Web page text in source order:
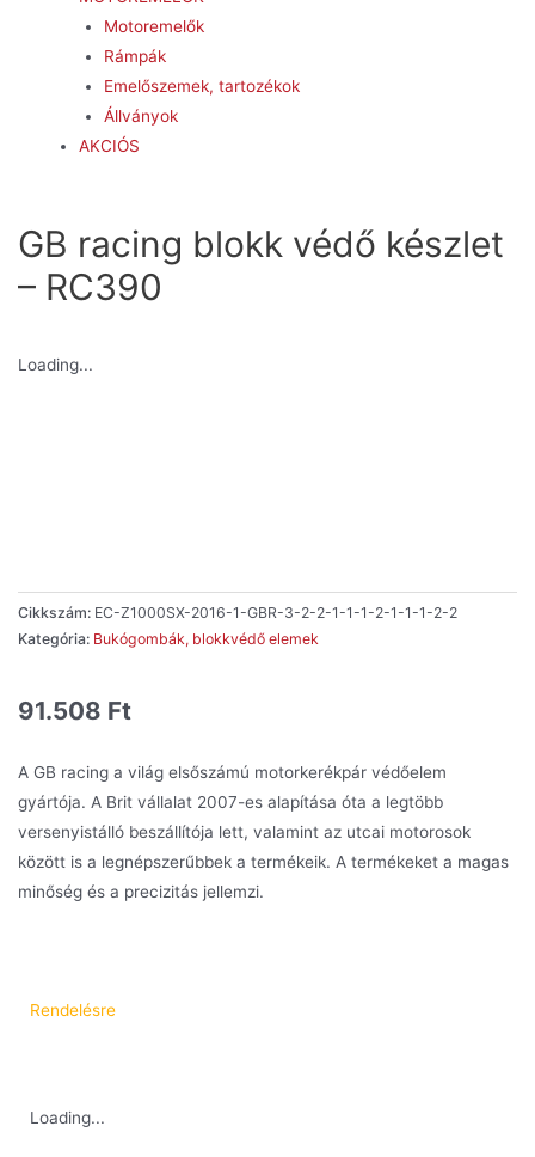
Motoremelők
Rámpák
Emelőszemek, tartozékok
Állványok
AKCIÓS
GB racing blokk védő készlet
– RC390
Loading...
Cikkszám: EC-Z1000SX-2016-1-GBR-3-2-2-1-1-1-2-1-1-1-2-2
Kategória: Bukógombák, blokkvédő elemek
91.508 Ft
A GB racing a világ elsőszámú motorkerékpár védőelem
gyártója. A Brit vállalat 2007-es alapítása óta a legtöbb
versenyistálló beszállítója lett, valamint az utcai motorosok
között is a legnépszerűbbek a termékeik. A termékeket a magas
minőség és a precizitás jellemzi.
Rendelésre
Loading...